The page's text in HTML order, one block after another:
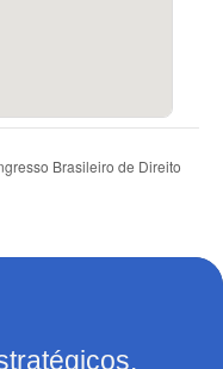
Brasileiro de Direito